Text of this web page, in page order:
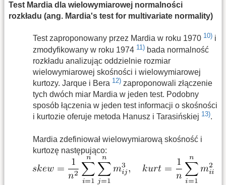
Test Mardia dla wielowymiarowej normalności
rozkładu (ang. Mardia's test for multivariate normality)
Test zaproponowany przez Mardia w roku 1970 10) i
zmodyfikowany w roku 1974 11) bada normalność
rozkładu analizując oddzielnie rozmiar
wielowymiarowej skośności i wielowymiarowej
kurtozy. Jarque i Bera 12) zaproponowali złączenie
tych dwóch miar Mardia w jeden test. Podobny
sposób łączenia w jeden test informacji o skośności
i kurtozie oferuje metoda Hanusz i Tarasińskiej 13).
Mardia zdefiniował wielowymiarową skośność i
kurtozę następująco: